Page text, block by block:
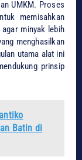
UMKM. Proses
memisahkan
minyak lebih
menghasilkan
utama alat ini
prinsip
Batin di